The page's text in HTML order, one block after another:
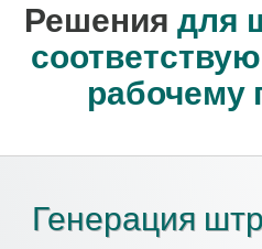
Решения для
рабочему
Генерация